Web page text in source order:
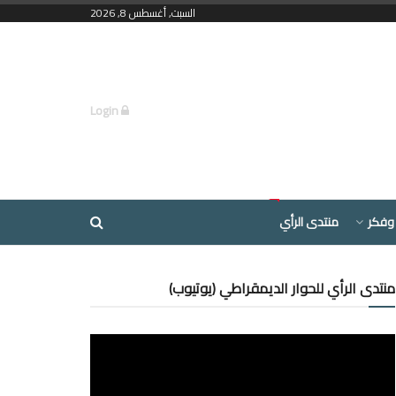
السبت, أغسطس 8, 2026
منتدى الرأي
منتدى الرأي للحوار الديمقراطي (يوتيوب)